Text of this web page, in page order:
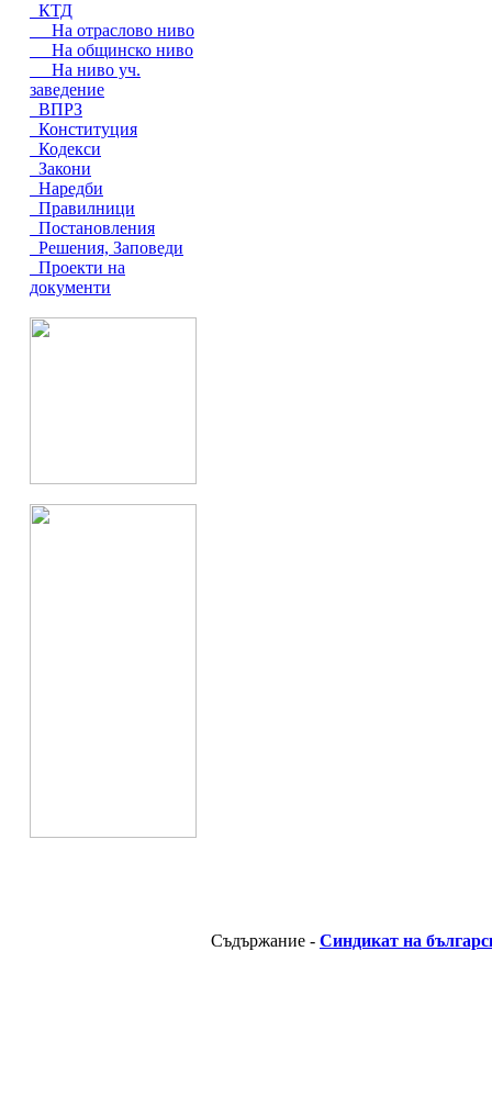
КТД
На отраслово ниво
На общинско ниво
На ниво уч.
заведение
ВПРЗ
Конституция
Кодекси
Закони
Наредби
Правилници
Постановления
Решения, Заповеди
Проекти на
документи
Съдържание - Синдикат на